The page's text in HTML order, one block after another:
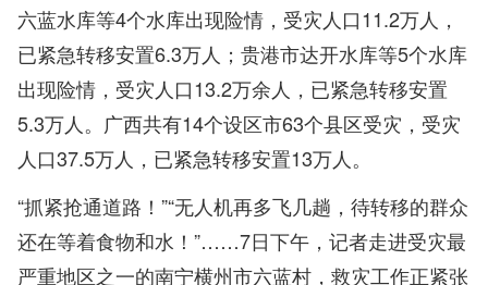
六蓝水库等4个水库出现险情，受灾人口11.2万人，
已紧急转移安置6.3万人；贵港市达开水库等5个水库
出现险情，受灾人口13.2万余人，已紧急转移安置
5.3万人。广西共有14个设区市63个县区受灾，受灾
人口37.5万人，已紧急转移安置13万人。
“抓紧抢通道路！”“无人机再多飞几趟，待转移的群众
还在等着食物和水！”……7日下午，记者走进受灾最
严重地区之一的南宁横州市六蓝村，救灾工作正紧张